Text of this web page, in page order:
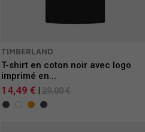
TIMBERLAND
T-shirt en coton noir avec logo
imprimé en...
14,49 € | 29,00 €